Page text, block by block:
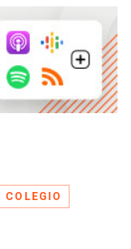
COLEGIO